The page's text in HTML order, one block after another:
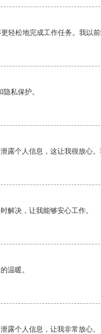
轻松地完成工作任务。我以
私保护。
露个人信息，这让我很放心
解决，让我能够安心工作。
温暖。
露个人信息，让我非常放心。